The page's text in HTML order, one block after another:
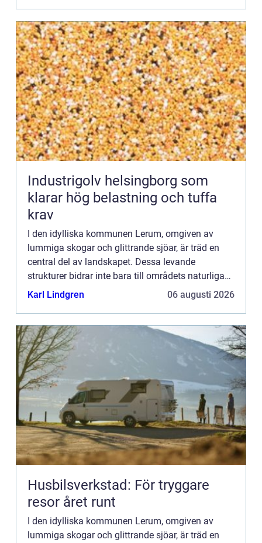
Industrigolv helsingborg som
klarar hög belastning och tuffa
krav
I den idylliska kommunen Lerum, omgiven av
lummiga skogar och glittrande sjöar, är träd en
central del av landskapet. Dessa levande
strukturer bidrar inte bara till områdets naturliga
skönhet utan spelar också en kriti...
Karl Lindgren 06 augusti 2026
Husbilsverkstad: För tryggare
resor året runt
I den idylliska kommunen Lerum, omgiven av
lummiga skogar och glittrande sjöar, är träd en